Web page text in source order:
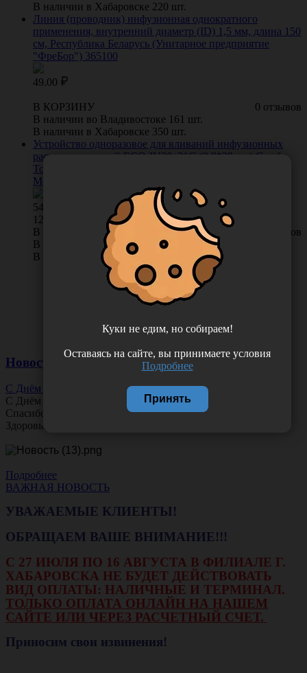
В наличии в Хабаровске 220 шт.
Линия (проводник) инфузионная однократного
применения, внутренний диаметр (ID) 1,5 мм, длина 150
см, Республика Беларусь (Унитарное предприятие
"ФреБор") 365100
49.00
0 отзывов
В КОРЗИНУ
В наличии во Владивостоке 161 шт.
В наличии в Хабаровске 350 шт.
Устройство одноразовое для вливаний инфузионных
растворов, с иглой ECO-IV20, 21G (0,8*38 мм) Comfy
Touch, 45 штук в упаковке, Китай ("Цзянсу Чжиюй
Медикал Инструмент Ко., Лтд") IV20-V3
540.00
12 руб. шт
0 отзывов
В КОРЗИНУ
В наличии во Владивостоке 105 упак.
В наличии в Хабаровске 111 упак.
Новости
С Днём Офтальмолога!
С Днём
Спасибо за ясное зрение и заботу о пациентах.
Здоровья вам и новых профессиональных побед!
Подробнее
ВАЖНАЯ НОВОСТЬ
УВАЖАЕМЫЕ КЛИЕНТЫ!
ОБРАЩАЕМ ВАШЕ ВНИМАНИЕ!!!
С 27 ИЮЛЯ ПО 16 АВГУСТА В ФИЛИАЛЕ Г.
ХАБАРОВСКА НЕ БУДЕТ ДЕЙСТВОВАТЬ
ВИД ОПЛАТЫ: НАЛИЧНЫЕ И ТЕРМИНАЛ.
ТОЛЬКО ОПЛАТА ОНЛАЙН НА НАШЕМ
САЙТЕ ИЛИ ЧЕРЕЗ РАСЧЕТНЫЙ СЧЕТ.
Приносим свои извинения!
Куки не едим, но собираем!
Оставаясь на сайте, вы принимаете условия
Подробнее
Принять